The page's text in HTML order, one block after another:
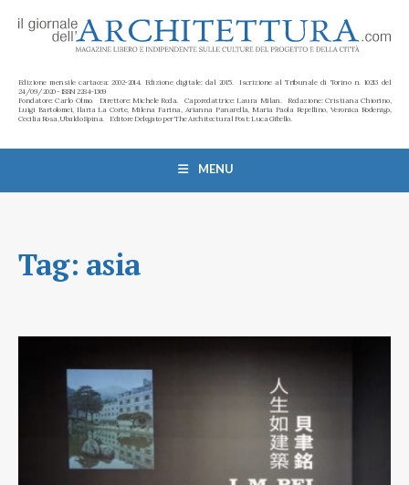
Edizione mensile cartacea: 2002-2014. Edizione digitale: dal 2015. Iscrizione al Tribunale di Torino n. 10213 del
24/09/2020 - ISSN 2284-1369
Fondatore: Carlo Olmo. Direttore: Michele Roda. Caporedattrice: Laura Milan. Redazione: Cristiana Chiorino,
Luigi Bartolomei, Ilaria La Corte, Milena Farina, Arianna Panarella, Maria Paola Repellino, Veronica Rodenigo,
Cecilia Rosa, Ubaldo Spina. Editore Delegato per The Architectural Post: Luca Gibello.
MENU
Tag: asia